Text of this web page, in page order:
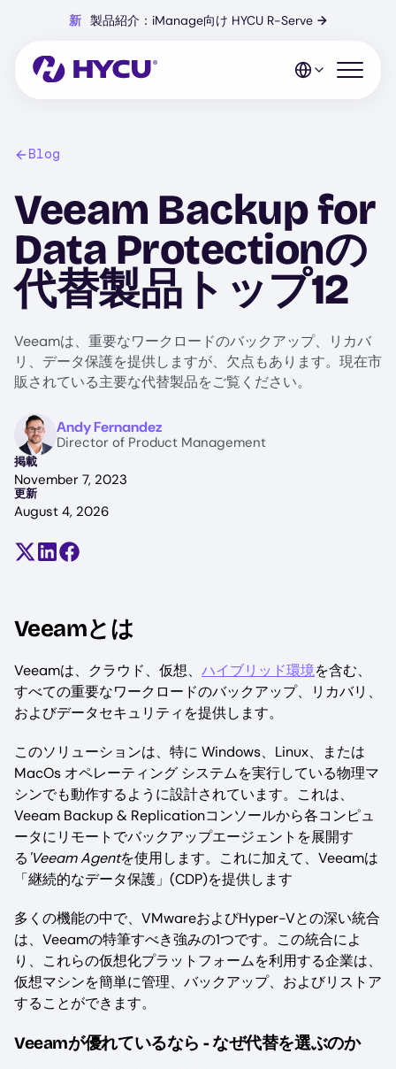
content
新 製品紹介：iManage向け HYCU R-Serve →
Open
Blog
Veeam Backup for
Data Protectionの
代替製品トップ12
Veeamは、重要なワークロードのバックアップ、リカバ
リ、データ保護を提供しますが、欠点もあります。現在市
販されている主要な代替製品をご覧ください。
Image Andy Fernandez
Director of Product Management
掲載
November 7, 2023
更新
August 4, 2026
Share on X (formerly Twitter)
Share on LinkedIn
Share on Facebook
Veeamとは
Veeamは、クラウド、仮想、 ハイブリッド環境を含む、
すべての重要なワークロードのバックアップ、リカバリ、
およびデータセキュリティを提供します。
このソリューションは、特に Windows、Linux、または
MacOs オペレーティング システムを実行している物理マ
シンでも動作するように設計されています。これは、
Veeam Backup & Replicationコンソールから各コンピュ
ータにリモートでバックアップエージェントを展開す
る 'Veeam Agentを使用します。これに加えて、Veeamは
「継続的なデータ保護」(CDP)を提供します
多くの機能の中で、VMwareおよびHyper-Vとの深い統合
は、Veeamの特筆すべき強みの1つです。この統合によ
り、これらの仮想化プラットフォームを利用する企業は、
仮想マシンを簡単に管理、バックアップ、およびリストア
することができます。
Veeamが優れているなら - なぜ代替を選ぶのか